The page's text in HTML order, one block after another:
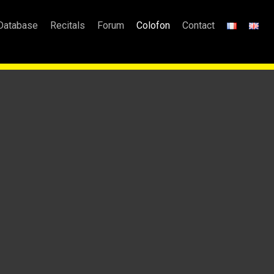
Recitals Forum Colofon Contact